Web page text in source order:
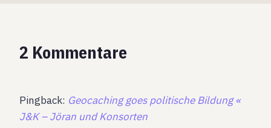
2 Kommentare
Pingback: Geocaching goes politische Bildung «
J&K – Jöran und Konsorten